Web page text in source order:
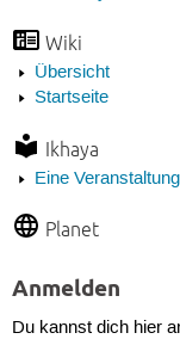
Wiki
Übersicht
Startseite
Ikhaya
Eine
Planet
Anmelden
Du kannst dich hier